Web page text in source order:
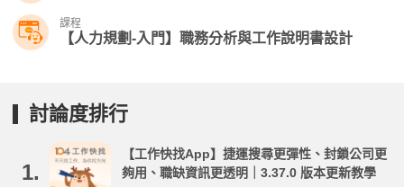
課程
【人力規劃-入門】職務分析與工作說明書設計
討論度排行
1.
【工作快找App】捷運搜尋更彈性、封鎖公司更
夠用、職缺資訊更透明｜3.37.0 版本更新教學